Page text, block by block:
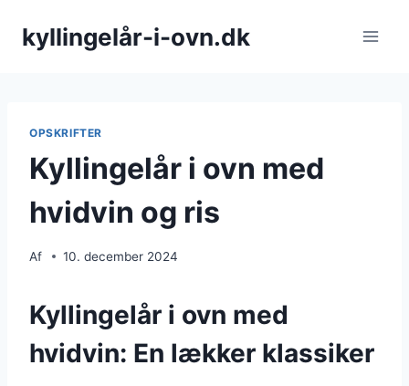
kyllingelår-i-ovn.dk
OPSKRIFTER
Kyllingelår i ovn med
hvidvin og ris
Af 10. december 2024
Kyllingelår i ovn med
hvidvin: En lækker klassiker